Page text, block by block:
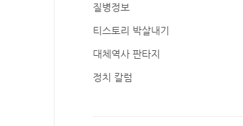
질병정보
티스토리 박살내기
대체역사 판타지
정치 칼럼